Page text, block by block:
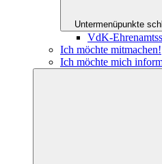
Untermenüpunkte
VdK-
Ich möchte mitmachen!
Ich möchte mich